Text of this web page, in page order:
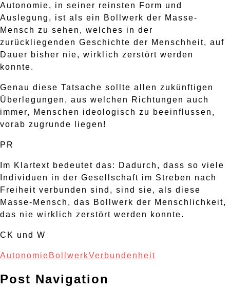
Autonomie, in seiner reinsten Form und
Auslegung, ist als ein Bollwerk der Masse-
Mensch zu sehen, welches in der
zurückliegenden Geschichte der Menschheit, auf
Dauer bisher nie, wirklich zerstört werden
konnte.
Genau diese Tatsache sollte allen zukünftigen
Überlegungen, aus welchen Richtungen auch
immer, Menschen ideologisch zu beeinflussen,
vorab zugrunde liegen!
PR
Im Klartext bedeutet das: Dadurch, dass so viele
Individuen in der Gesellschaft im Streben nach
Freiheit verbunden sind, sind sie, als diese
Masse-Mensch, das Bollwerk der Menschlichkeit,
das nie wirklich zerstört werden konnte.
CK und W
Autonomie BollwerkVerbundenheit
Post Navigation